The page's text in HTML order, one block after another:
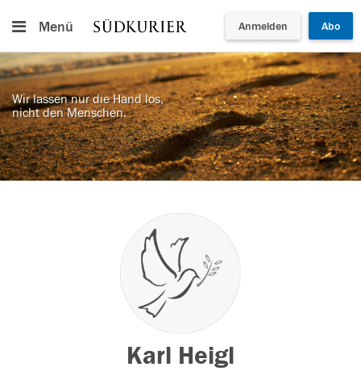
Menü Anmelden Abo
Wir lassen nur die Hand los,
nicht den Menschen.
Karl Heigl